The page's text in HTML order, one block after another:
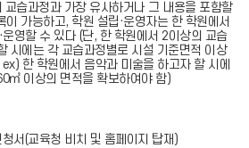
습과정과 가장 유사하거나 그 내용을 포함할
이 가능하고, 학원 설립·운영자는 한 학원에서
영할 수 있다 (단, 한 학원에서 2이상의 교습
시에는 각 교습과정별로 시설 기준면적 이상
한 학원에서 음악과 미술을 하고자 할 시에
㎡ 이상의 면적을 확보하여야 함)
서(교육청 비치 및 홈페이지 탑재)